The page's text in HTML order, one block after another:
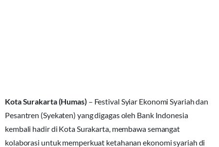
Kota Surakarta (Humas) – Festival Syiar Ekonomi Syariah dan
Pesantren (Syekaten) yang digagas oleh Bank Indonesia
kembali hadir di Kota Surakarta, membawa semangat
kolaborasi untuk memperkuat ketahanan ekonomi syariah di